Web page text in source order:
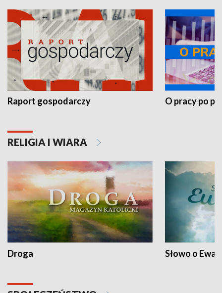
Raport gospodarczy O pracy po
RELIGIA I WIARA
Droga Słowo o